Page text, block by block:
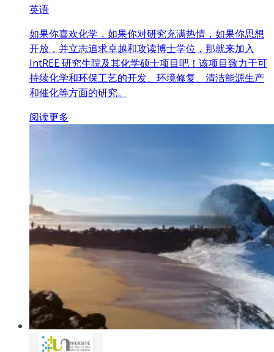
英语
如果你喜欢化学，如果你对研究充满热情，如果你思想
开放，并立志追求卓越和攻读博士学位，那就来加入
IntREE 研究生院及其化学硕士项目吧！该项目致力于可
持续化学和环保工艺的开发、环境修复、清洁能源生产
和催化等方面的研究。
阅读更多